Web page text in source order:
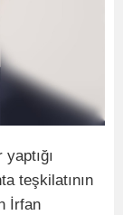
teşkilatının
İrfan